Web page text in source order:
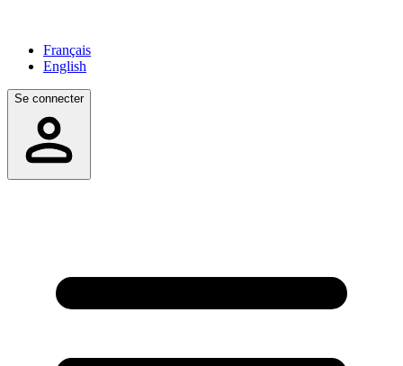
Français
English
Se connecter